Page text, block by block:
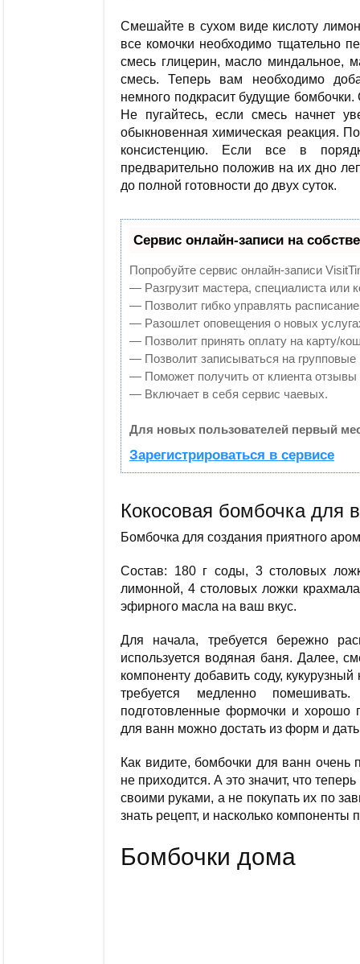
Смешайте в сухом виде кислоту
все комочки необходимо тщательно
смесь глицерин, масло миндальное,
смесь. Теперь вам необходимо
немного подкрасит будущие
Не пугайтесь, если смесь начнет
обыкновенная химическая реакция.
консистенцию. Если все в
предварительно положив на их дно
до полной готовности до двух суток.
Сервис онлайн-записи на
Попробуйте сервис онлайн-записи
— Разгрузит мастера, специалиста или
— Позволит гибко управлять
— Разошлет оповещения о новых
— Позволит принять оплату на карту/
— Позволит записываться на
— Поможет получить от клиента отзывы
— Включает в себя сервис чаевых.
Для новых пользователей первый
Зарегистрироваться в сервисе
Кокосовая бомбочка для
Бомбочка для создания приятного
Состав: 180 г соды, 3 столовых
лимонной, 4 столовых ложки
эфирного масла на ваш вкус.
Для начала, требуется бережно
используется водяная баня. Далее,
компоненту добавить соду,
требуется медленно
подготовленные формочки и хорошо
для ванн можно достать из форм и
Как видите, бомбочки для ванн очень
не приходится. А это значит, что
своими руками, а не покупать их по
знать рецепт, и насколько
Бомбочки дома